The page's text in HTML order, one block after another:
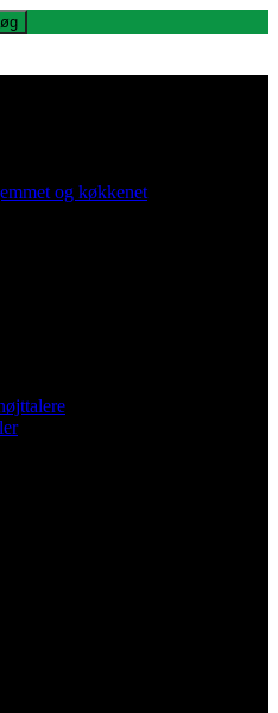
og køkkenet